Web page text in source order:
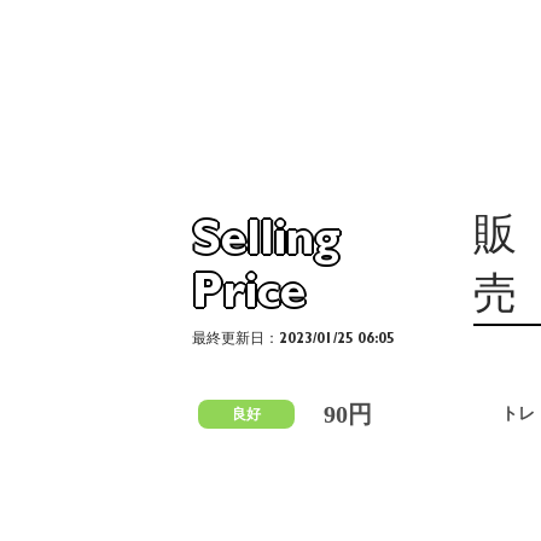
Selling
Price
販
売
最終更新日：2023/01/25 06:05
良好 90円 ト